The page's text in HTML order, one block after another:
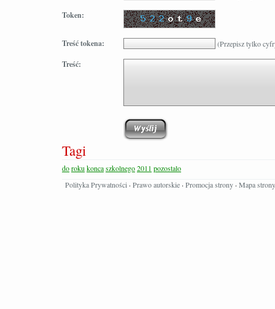
Token:
Treść tokena: (Przepisz tylko
Treść:
Tagi
doroku koncaszkolnego2011 pozostalo
Polityka Prywatności · Prawo autorskie · Promocja strony · Mapa strony